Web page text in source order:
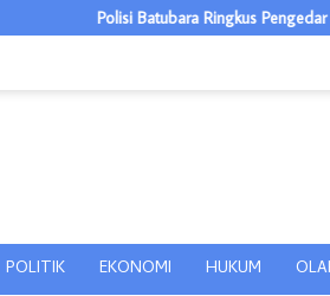
Batubara Ringkus Pengedar Ganja dan
POLITIK EKONOMI HUKUM